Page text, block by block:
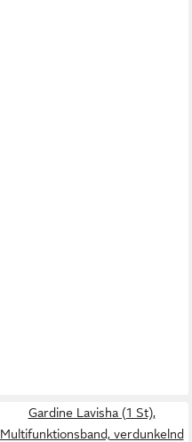
Gardine Lavisha (1 St),
Multifunktionsband, verdunkelnd